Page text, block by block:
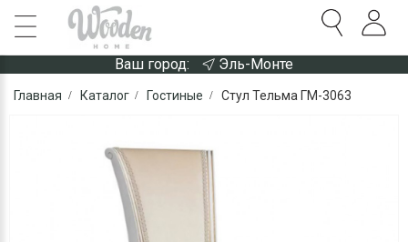
Ваш город: Эль-Монте
Главная Каталог Гостиные Стул Тельма ГМ-3063